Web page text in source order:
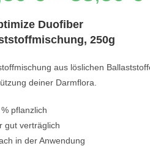
Duofiber
250g
aus löslichen
deiner Darmflora.
pflanzlich
gut verträglich
in der Anwendung